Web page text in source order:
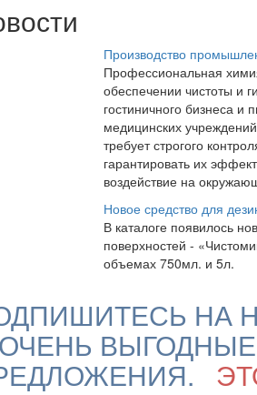
Производство
Профессиональная
обеспечении чистоты и
гостиничного бизнеса
медицинских
требует строгого
гарантировать их
воздействие на
Новое средство для
В каталоге появилось
поверхностей -
объемах 750мл. и 5л.
НА
ВЫГОДНЫЕ